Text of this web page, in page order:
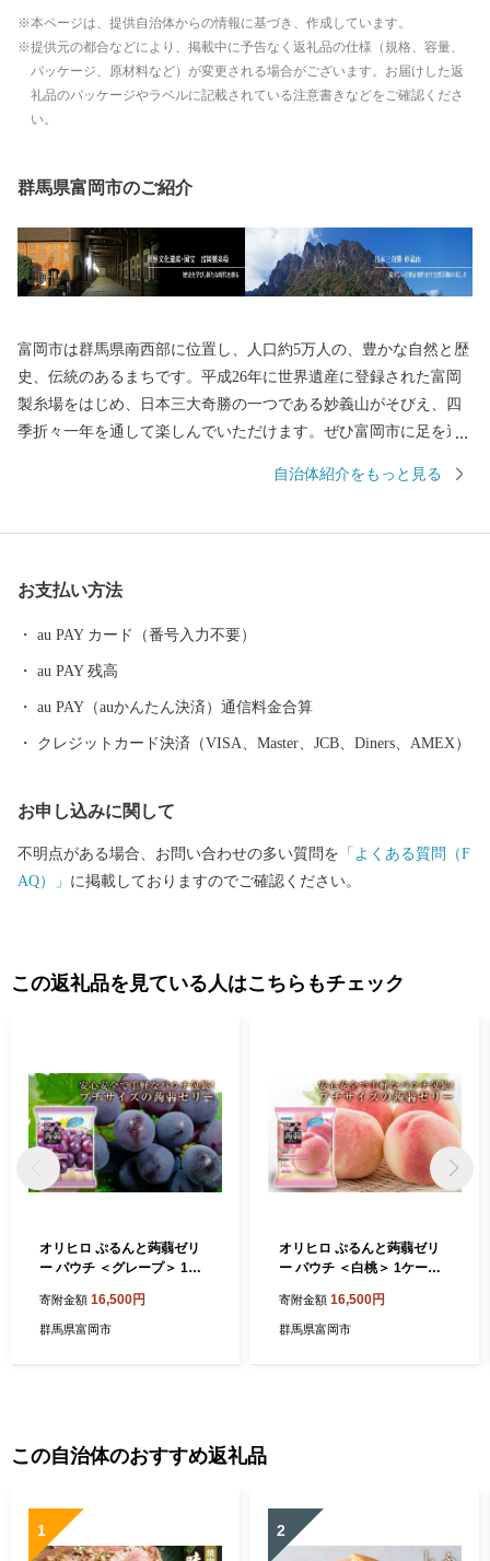
本ページは、提供自治体からの情報に基づき、作成しています。
提供元の都合などにより、掲載中に予告なく返礼品の仕様（規格、容量、
パッケージ、原材料など）が変更される場合がございます。お届けした返
礼品のパッケージやラベルに記載されている注意書きなどをご確認くださ
い。
群馬県富岡市のご紹介
富岡市は群馬県南西部に位置し、人口約5万人の、豊かな自然と歴
史、伝統のあるまちです。平成26年に世界遺産に登録された富岡
製糸場をはじめ、日本三大奇勝の一つである妙義山がそびえ、四
季折々一年を通して楽しんでいただけます。ぜひ富岡市に足を運
自治体紹介をもっと見る
お支払い方法
au PAY カード（番号入力不要）
au PAY 残高
au PAY（auかんたん決済）通信料金合算
クレジットカード決済（VISA、Master、JCB、Diners、AMEX）
お申し込みに関して
不明点がある場合、お問い合わせの多い質問を 「よくある質問（F
AQ）」 に掲載しておりますのでご確認ください。
この返礼品を見ている人はこちらもチェック
オリヒロ ぷるんと蒟蒻ゼリ
ー パウチ ＜グレープ＞ 1ケ
リー 蒟蒻 コンニャク グレー
プ ぶどう 食品 F21E-589
寄附金額 16,500円
群馬県富岡市
オリヒロ ぷるんと蒟蒻ゼリ
ー パウチ ＜白桃＞ 1ケース
蒟蒻 コンニャク 白桃 桃 食品
F21E-590
寄附金額 16,500円
群馬県富岡市
この自治体のおすすめ返礼品
1 2